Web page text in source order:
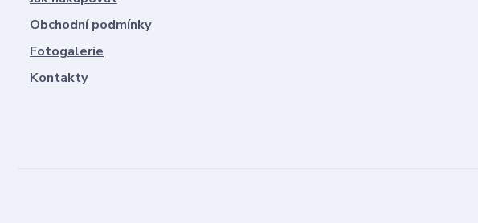
Obchodní podmínky
Fotogalerie
Kontakty